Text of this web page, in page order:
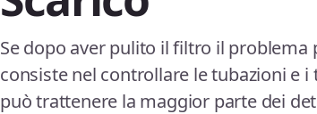
Se dopo aver pulito il filtro il problema
consiste nel controllare le tubazioni e
può trattenere la maggior parte dei